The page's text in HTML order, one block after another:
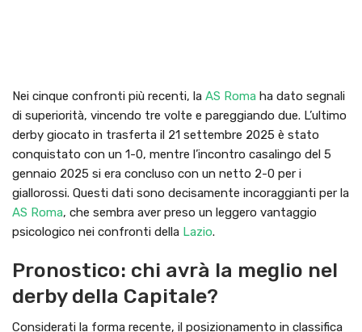
Nei cinque confronti più recenti, la AS Roma ha dato segnali
di superiorità, vincendo tre volte e pareggiando due. L’ultimo
derby giocato in trasferta il 21 settembre 2025 è stato
conquistato con un 1-0, mentre l’incontro casalingo del 5
gennaio 2025 si era concluso con un netto 2-0 per i
giallorossi. Questi dati sono decisamente incoraggianti per la
AS Roma, che sembra aver preso un leggero vantaggio
psicologico nei confronti della Lazio.
Pronostico: chi avrà la meglio nel
derby della Capitale?
Considerati la forma recente, il posizionamento in classifica